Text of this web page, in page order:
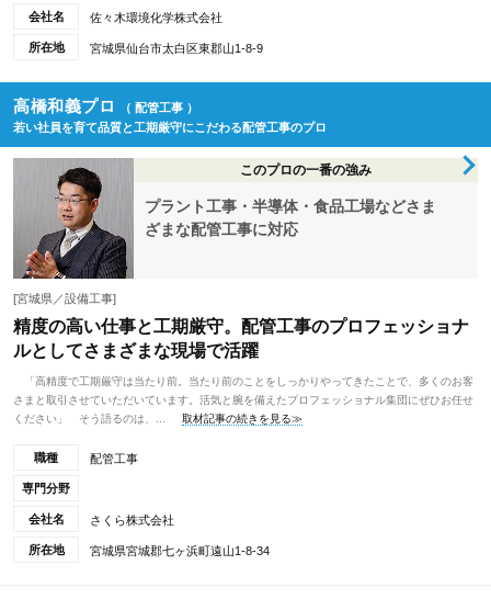
会社名
佐々木環境化学株式会社
所在地 宮城県仙台市太白区東郡山1-8-9
高橋和義プロ
（ 配管工事 ）
若い社員を育て品質と工期厳守にこだわる配管工事のプロ
このプロの一番の強み
プラント工事・半導体・食品工場などさま
ざまな配管工事に対応
[宮城県／設備工事]
精度の高い仕事と工期厳守。配管工事のプロフェッショナ
ルとしてさまざまな現場で活躍
「高精度で工期厳守は当たり前。当たり前のことをしっかりやってきたことで、多くのお客
さまと取引させていただいています。活気と腕を備えたプロフェッショナル集団にぜひお任せ
ください」 そう語るのは、...
取材記事の続きを見る≫
職種 配管工事
専門分野
会社名 さくら株式会社
所在地 宮城県宮城郡七ヶ浜町遠山1-8-34